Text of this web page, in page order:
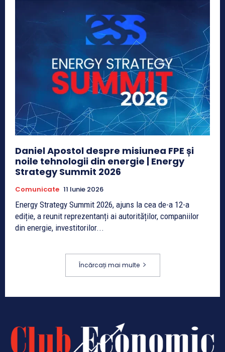
Daniel Apostol despre misiunea FPE și
noile tehnologii din energie | Energy
Strategy Summit 2026
Comunicate 11 Iunie 2026
Energy Strategy Summit 2026, ajuns la cea de-a 12-a
ediție, a reunit reprezentanți ai autorităților, companiilor
din energie, investitorilor...
Încărcați mai multe